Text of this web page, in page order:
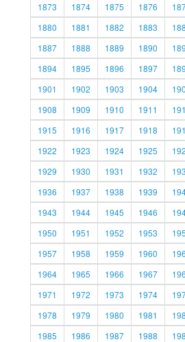
1873
1874 1875 1876
1880
1881 1882 1883
1887
1888 1889 1890
1894
1895 1896 1897
1901
1902 1903 1904
1908
1909 1910 1911
1915
1916 1917 1918
1922
1923 1924 1925
1929
1930 1931 1932
1936
1937 1938 1939
1943
1944 1945 1946
1950
1951 1952 1953
1957
1958 1959 1960
1964
1965 1966 1967
1971
1972 1973 1974
1978
1979 1980 1981
1985
1986 1987 1988